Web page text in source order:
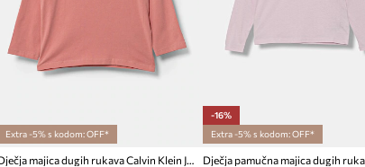
Extra -5% s kodom: OFF*
-16%
Extra -5% s kodom: OFF*